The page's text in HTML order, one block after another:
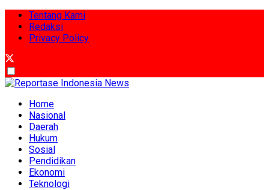
Tentang Kami
Redaksi
Privacy Policy
Home
Nasional
Daerah
Hukum
Sosial
Pendidikan
Ekonomi
Teknologi